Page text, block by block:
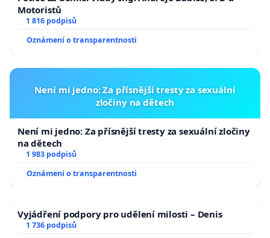
Motoristů
1 816 podpisů
Oznámení o transparentnosti
Není mi jedno: Za přísnější tresty za sexuální
zločiny na dětech
Není mi jedno: Za přísnější tresty za sexuální zločiny
na dětech
1 983 podpisů
Oznámení o transparentnosti
Vyjádření podpory pro udělení milosti – Denis
1 736 podpisů